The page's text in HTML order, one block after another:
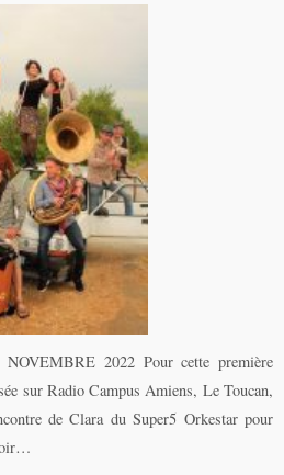
2022 Pour cette première
sur Radio Campus Amiens, Le Toucan,
de Clara du Super5 Orkestar pour